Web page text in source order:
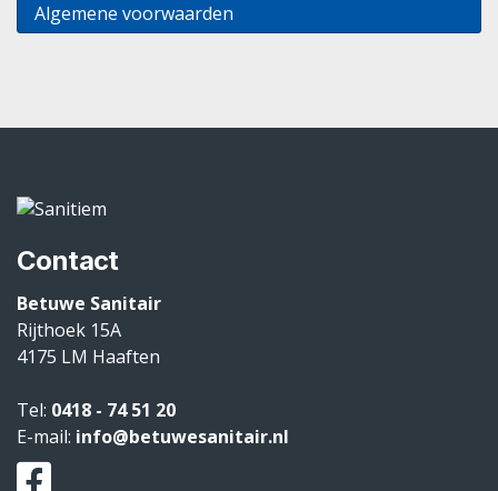
Algemene voorwaarden
Contact
Betuwe Sanitair
Rijthoek 15A
4175 LM Haaften
Tel: 0418 - 74 51 20
E-mail: info@betuwesanitair.nl